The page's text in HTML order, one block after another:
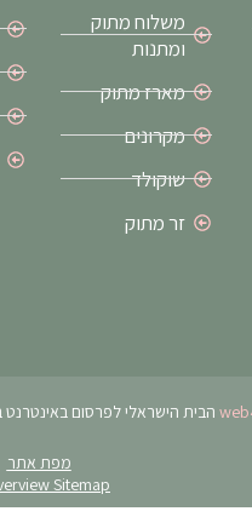
משלוח מתוק
ומתנות
מארז מתוק
מקרונים
שוקולד
זר מתוק
הבית הישראלי לפרסום
מפת אתר
Sitemap